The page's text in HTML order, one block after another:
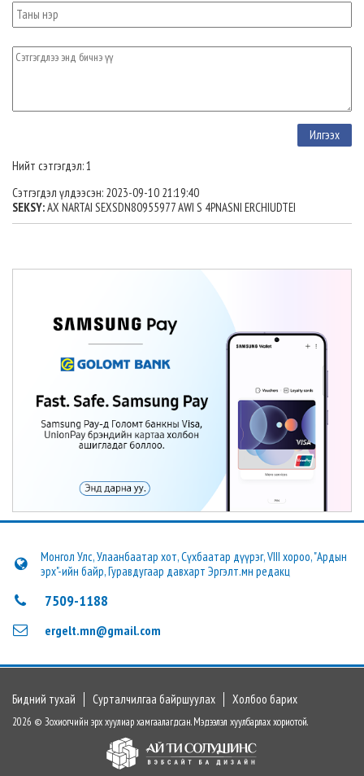
Нийт сэтгэгдэл: 1
Сэтгэгдэл үлдээсэн: 2023-09-10 21:19:40
SEKSY:AX NARTAI SEXSDN80955977 AWI S 4PNASNI ERCHIUDTEI
Монгол Улс, Улаанбаатар хот, Сүхбаатар дүүрэг, VIII хороо, "Ардын
эрх"-ийн байр, Гуравдугаар давхарт Эргэлт.мн редакц
7509-1188
ergelt.mn@gmail.com
Бидний тухай Сурталчилгаа байршуулах Холбоо барих
2026 © Зохиогчийн эрх хуулиар хамгаалагдсан. Мэдээлэл хуулбарлах хориотой.